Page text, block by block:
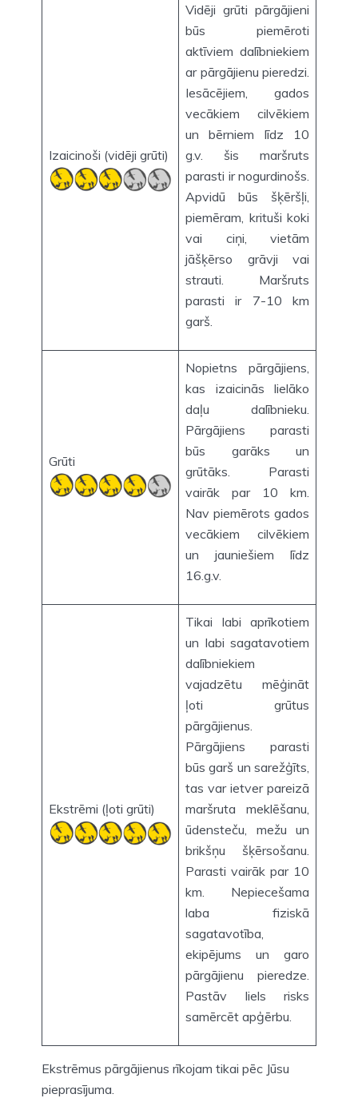
Izaicinoši (vidēji grūti)
Vidēji grūti pārgājieni
būs piemēroti
aktīviem dalībniekiem
ar pārgājienu pieredzi.
Iesācējiem, gados
vecākiem cilvēkiem
un bērniem līdz 10
g.v. šis maršruts
parasti ir nogurdinošs.
Apvidū būs šķēršļi,
piemēram, krituši koki
vai ciņi, vietām
jāšķērso grāvji vai
strauti. Maršruts
parasti ir 7-10 km
garš.
Grūti
Nopietns pārgājiens,
kas izaicinās lielāko
daļu dalībnieku.
Pārgājiens parasti
būs garāks un
grūtāks. Parasti
vairāk par 10 km.
Nav piemērots gados
vecākiem cilvēkiem
un jauniešiem līdz
16.g.v.
Ekstrēmi (ļoti grūti)
Tikai labi aprīkotiem
un labi sagatavotiem
dalībniekiem
vajadzētu mēģināt
ļoti grūtus
pārgājienus.
Pārgājiens parasti
būs garš un sarežģīts,
tas var ietver pareizā
maršruta meklēšanu,
ūdensteču, mežu un
brikšņu šķērsošanu.
Parasti vairāk par 10
km. Nepiecešama
laba fiziskā
sagatavotība,
ekipējums un garo
pārgājienu pieredze.
Pastāv liels risks
samērcēt apģērbu.
Ekstrēmus pārgājienus rīkojam tikai pēc Jūsu
pieprasījuma.